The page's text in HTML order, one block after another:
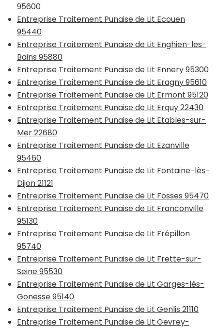
95600
Entreprise Traitement Punaise de Lit Ecouen
95440
Entreprise Traitement Punaise de Lit Enghien-les-
Bains 95880
Entreprise Traitement Punaise de Lit Ennery 95300
Entreprise Traitement Punaise de Lit Eragny 95610
Entreprise Traitement Punaise de Lit Ermont 95120
Entreprise Traitement Punaise de Lit Erquy 22430
Entreprise Traitement Punaise de Lit Etables-sur-
Mer 22680
Entreprise Traitement Punaise de Lit Ezanville
95460
Entreprise Traitement Punaise de Lit Fontaine-lès-
Dijon 21121
Entreprise Traitement Punaise de Lit Fosses 95470
Entreprise Traitement Punaise de Lit Franconville
95130
Entreprise Traitement Punaise de Lit Frépillon
95740
Entreprise Traitement Punaise de Lit Frette-sur-
Seine 95530
Entreprise Traitement Punaise de Lit Garges-lès-
Gonesse 95140
Entreprise Traitement Punaise de Lit Genlis 21110
Entreprise Traitement Punaise de Lit Gevrey-